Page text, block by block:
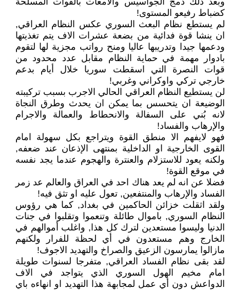
كضباط رفيعو المستوى!
لم يستطع نظام البعث السوري عكس النظام العراقي,
ان ينشا قوة فدائية من بضعة عشرات الاف يتم تغذيتها
ودعمها جيدا وتدريبها عاليا ومنح رواتب مجزية لها لتقوم
بادوار مهمة في حماية النظام مقابل عدد محدود من
قوات النصرة التي اسقطت سوريا خلال أيام بدعم
خارجي تركي واوكراني وغربي!
لن يستطيع النظام العراقي الحالي الاجرب بسبب تركيبته
الوضيعة ان يتحسس بما يمكن ان يحدث وطرق النجاة
لانه بُني على السفالة والانحطاط والعمالة والاجرام
والإرهاب والفساد!
فهو لايفهم الا منطق القوة ويتراجع بكل سهولة امام
القوى الخارجية او الداخلية بمنتهى الإذعان عند ضعفه,
ولكنه يعود للاستزلام والعنترة والهجوم عندما يجد نفسه
في موقع القوة!
فضلا عن انه لم يعد هناك احد في العراق والعالم عد زمر
الفساد والإرهاب والمنتفعين, تعول عليه او تثق فيه!
ولقد اثقلت خزائن الحاكمين في بغداد, كما هي رؤوس
النظام السوري, باموال طائلة وتنعموا وتقلبوا في جنات
الدنيا وليسوا مستعدين لترك كل هذا, واغلب أموالهم في
الخارج وهم مستعدون في أي لحظة للفرار ولكنهم
مازالوا يمارسون الزعيق والصراخ والتهديد الاجوف!
لقد بقى نظام الفساد العراقي, متفرجا لسنوات طويلة
امام مخيم الهول السوري الذي يتواجد في الاف
الدواعش دون أي عمل لمجابهة هذا التهديد او انهاءه باي